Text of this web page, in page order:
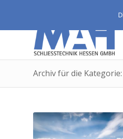
Archiv für die